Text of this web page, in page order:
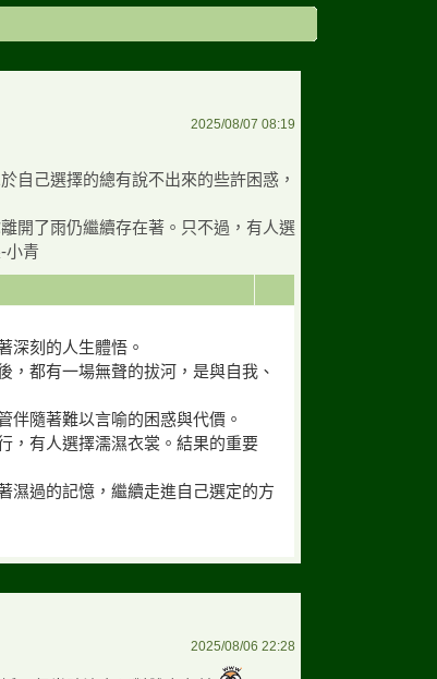
2025/08/07 08:19
自己選擇的總有說不出來的些許困惑，
開了雨仍繼續存在著。只不過，有人選
小青
深刻的人生體悟。
，都有一場無聲的拔河，是與自我、
伴隨著難以言喻的困惑與代價。
，有人選擇濡濕衣裳。結果的重要
濕過的記憶，繼續走進自己選定的方
2025/08/06 22:28